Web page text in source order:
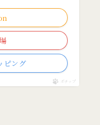
ピング
ポチップ